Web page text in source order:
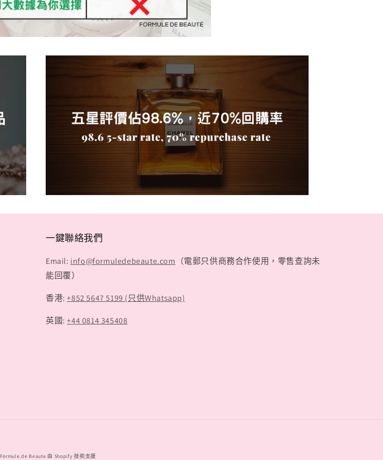
一鍵聯絡我們
Email: info@formuledebeaute.com （電郵只供商務合作使用，零售查詢未
能回覆）
香港:+852 5647 5199 (只供Whatsapp)
英國:+44 0814 345408
Formule de Beaute 由 Shopify 技術支援